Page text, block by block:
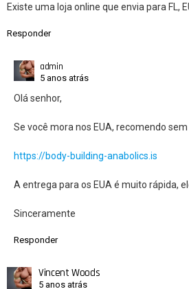
Existe uma loja online que envia para FL,
Responder
admin
5 anos atrás
Olá senhor,
Se você mora nos EUA, recomendo
https://body-building-anabolics.is
A entrega para os EUA é muito rápida,
Sinceramente
Responder
Vincent Woods
5 anos atrás